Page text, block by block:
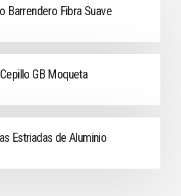
Barrendero Fibra Suave
Cepillo GB Moqueta
Estriadas de Aluminio